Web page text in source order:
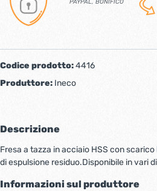
PAYPAL, BONIFICO
Codice prodotto:4416
Produttore: Ineco
Descrizione
Fresa a tazza in acciaio HSS con
di espulsione residuo.Disponibile in vari
Informazioni sul produttore